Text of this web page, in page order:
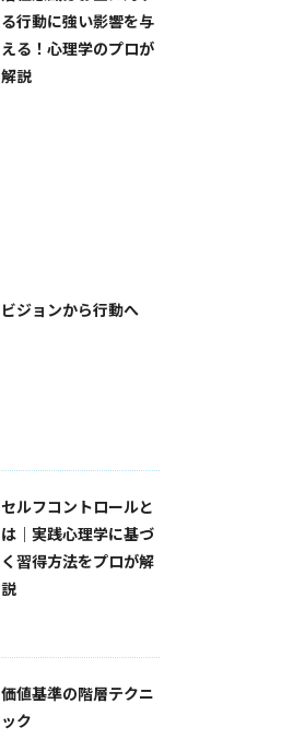
る行動に強い影響を与
える！心理学のプロが
解説
ビジョンから行動へ
セルフコントロールと
は｜実践心理学に基づ
く習得方法をプロが解
説
価値基準の階層テクニ
ック